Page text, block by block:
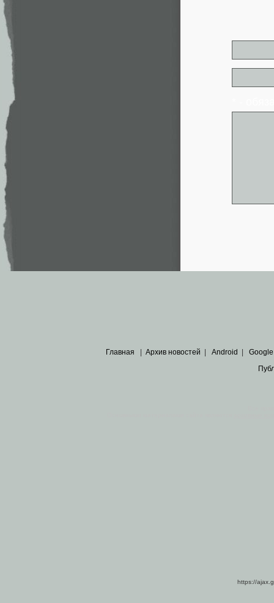
Главная Архив новостей Android Google
https://